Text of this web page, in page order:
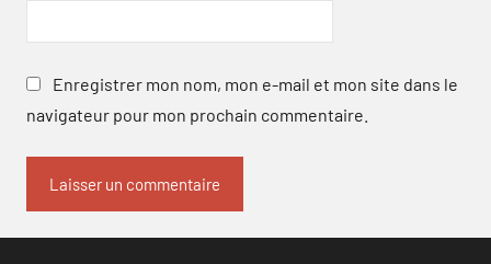
Enregistrer mon nom, mon e-mail et mon site dans le
navigateur pour mon prochain commentaire.